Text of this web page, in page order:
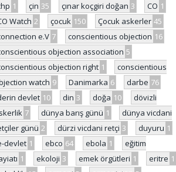
1 çin 35 çınar koçgiri doğan 3 CO 1
Watch 2 çocuk 150 Çocuk askerler 45
e.V 7 conscientious objection 16
objection association 5
objection right 1
conscientious
watch 9 Danimarka 6 darbe 76
devlet 10 din 3 doğa 10
dövizli
7 dünya barış günü 1
dünya vicdani
günü 2 dürzi vicdani retçi 3 duyuru 1
devlet 1 ebco 64 ebola 1
eğitim
1 ekoloji 3 emek örgütleri 1 eritre 1